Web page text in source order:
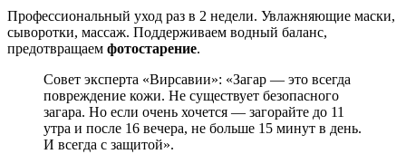
Профессиональный уход раз в 2 недели. Увлажняющие маски,
сыворотки, массаж. Поддерживаем водный баланс,
предотвращаем фотостарение.
Совет эксперта «Вирсавии»: «Загар — это всегда
повреждение кожи. Не существует безопасного
загара. Но если очень хочется — загорайте до 11
утра и после 16 вечера, не больше 15 минут в день.
И всегда с защитой».